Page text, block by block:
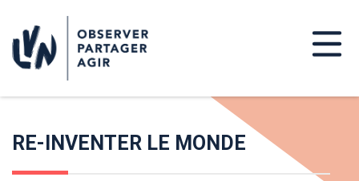
RE-INVENTER LE MONDE